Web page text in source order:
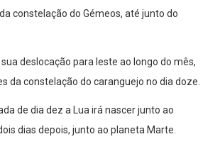
constelação do Gémeos, até junto do
deslocação para leste ao longo do mês,
da constelação do caranguejo no dia doze.
de dia dez a Lua irá nascer junto ao
dias depois, junto ao planeta Marte.